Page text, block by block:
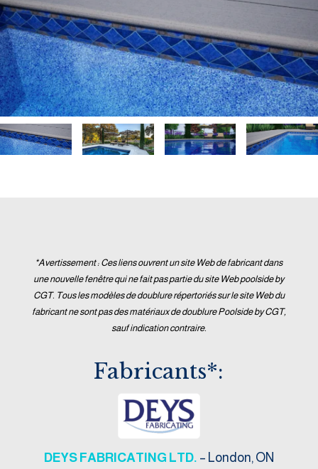
*Avertissement : Ces liens ouvrent un site Web de fabricant dans
une nouvelle fenêtre qui ne fait pas partie du site Web poolside by
CGT. Tous les modèles de doublure répertoriés sur le site Web du
fabricant ne sont pas des matériaux de doublure Poolside by CGT,
sauf indication contraire.
Fabricants*:
DEYS FABRICATING LTD. – London, ON